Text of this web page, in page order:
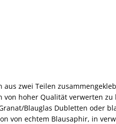
aus zwei Teilen
von hoher Qualität verwerten
Blauglas Dubletten oder
von echtem Blausaphir, in